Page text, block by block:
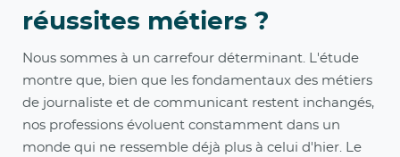
réussites métiers ?
Nous sommes à un carrefour déterminant. L'étude
montre que, bien que les fondamentaux des métiers
de journaliste et de communicant restent inchangés,
nos professions évoluent constamment dans un
monde qui ne ressemble déjà plus à celui d'hier. Le